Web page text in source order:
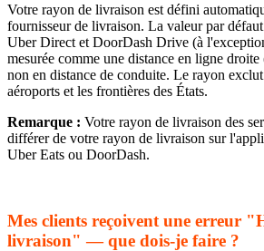
Votre rayon de livraison est défini
fournisseur de livraison. La valeur par
Uber Direct et DoorDash Drive (à
mesurée comme une distance en ligne
non en distance de conduite. Le rayon
aéroports et les frontières des États.
Remarque : Votre rayon de livraison des
différer de votre rayon de livraison sur
Uber Eats ou DoorDash.
Mes clients reçoivent une erreur
livraison" — que dois-je faire ?